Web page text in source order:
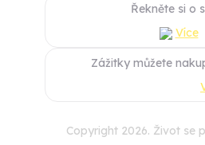
Řekněte si o
Více
Zážitky můžete
Copyright 2026. Život se